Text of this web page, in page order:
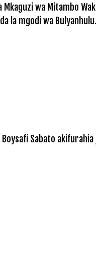
wa Mitambo
la mgodi wa Bulyanhulu.
Boysafi Sabato